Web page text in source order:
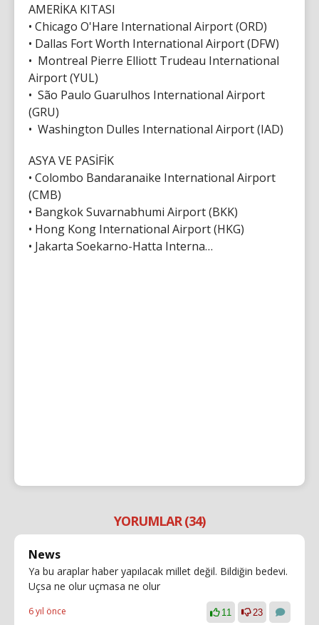
AMERİKA KITASI
• Chicago O'Hare International Airport (ORD)
• Dallas Fort Worth International Airport (DFW)
• Montreal Pierre Elliott Trudeau International
Airport (YUL)
• São Paulo Guarulhos International Airport
(GRU)
• Washington Dulles International Airport (IAD)
ASYA VE PASİFİK
• Colombo Bandaranaike International Airport
(CMB)
• Bangkok Suvarnabhumi Airport (BKK)
• Hong Kong International Airport (HKG)
• Jakarta Soekarno-Hatta Interna…
YORUMLAR (34)
News
Ya bu araplar haber yapılacak millet değil. Bildiğin bedevi.
Uçsa ne olur uçmasa ne olur
6 yıl önce 11 23